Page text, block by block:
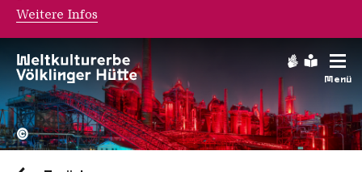
Menü
Hochofengruppe in Rot
Copyright:
©
Weitere Infos